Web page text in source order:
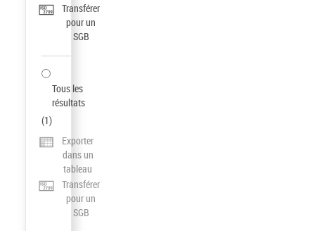
Transférer
pour un
SGB
Tous les
résultats
(1)
Exporter
dans un
tableau
Transférer
pour un
SGB